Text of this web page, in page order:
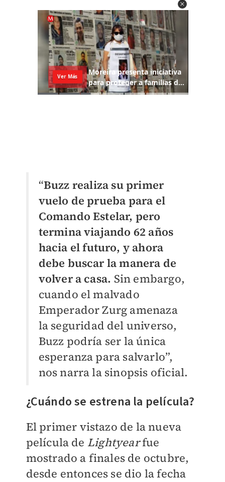
“Buzz realiza su primer
vuelo de prueba para el
Comando Estelar, pero
termina viajando 62 años
hacia el futuro, y ahora
debe buscar la manera de
volver a casa. Sin embargo,
cuando el malvado
Emperador Zurg amenaza
la seguridad del universo,
Buzz podría ser la única
esperanza para salvarlo”,
nos narra la sinopsis oficial.
¿Cuándo se estrena la película?
El primer vistazo de la nueva
película de Lightyearfue
mostrado a finales de octubre,
desde entonces se dio la fecha